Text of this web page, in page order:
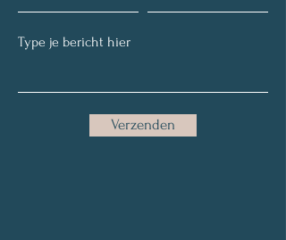
Verzenden